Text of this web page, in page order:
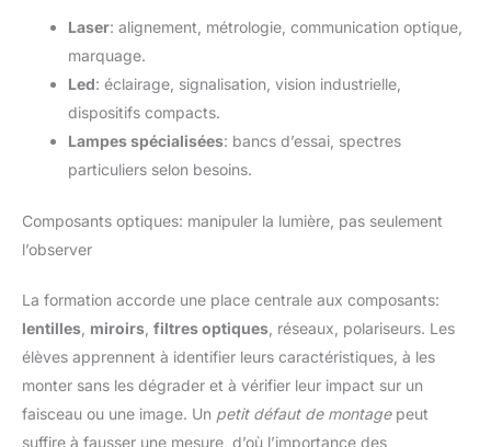
Laser: alignement, métrologie, communication optique,
marquage.
Led: éclairage, signalisation, vision industrielle,
dispositifs compacts.
Lampes spécialisées: bancs d’essai, spectres
particuliers selon besoins.
Composants optiques: manipuler la lumière, pas seulement
l’observer
La formation accorde une place centrale aux composants:
lentilles miroirs filtres optiques , réseaux, polariseurs. Les
élèves apprennent à identifier leurs caractéristiques, à les
monter sans les dégrader et à vérifier leur impact sur un
faisceau ou une image. Un petit défaut de montagepeut
suffire à fausser une mesure, d’où l’importance des